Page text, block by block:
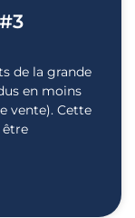
de la grande
en moins
vente). Cette